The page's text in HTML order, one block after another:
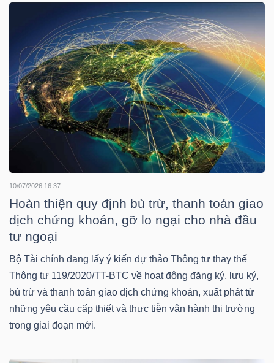
10/07/2026 16:37
Hoàn thiện quy định bù trừ, thanh toán giao
dịch chứng khoán, gỡ lo ngại cho nhà đầu
tư ngoại
Bộ Tài chính đang lấy ý kiến dự thảo Thông tư thay thế
Thông tư 119/2020/TT-BTC về hoạt động đăng ký, lưu ký,
bù trừ và thanh toán giao dịch chứng khoán, xuất phát từ
những yêu cầu cấp thiết và thực tiễn vận hành thị trường
trong giai đoạn mới.
NĂNG
NGUYÊN
VẬT
LIỆU
CÔNG
NGHIỆP
DÙNG
KHÔNG